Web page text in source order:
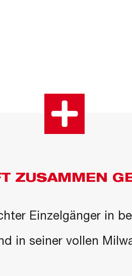
ZUSAMMEN
Einzelgänger in
in seiner vollen